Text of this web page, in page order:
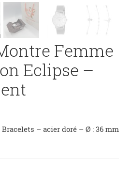
Femme
Eclipse –
– acier doré – Ø : 36 mm